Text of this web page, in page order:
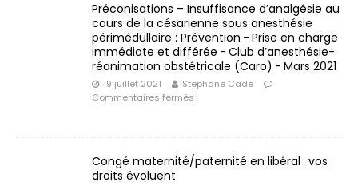
Préconisations – Insuffisance d’analgésie au
cours de la césarienne sous anesthésie
périmédullaire : Prévention - Prise en charge
immédiate et différée - Club d’anesthésie-
réanimation obstétricale (Caro) - Mars 2021
19 juillet 2021
Stephane Cade
Commentaires fermés
Congé maternité/paternité en libéral : vos
droits évoluent